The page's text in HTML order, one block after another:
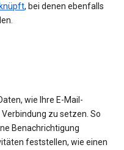
, bei denen ebenfalls
wie Ihre E-Mail-
zu setzen. So
Benachrichtigung
feststellen, wie einen